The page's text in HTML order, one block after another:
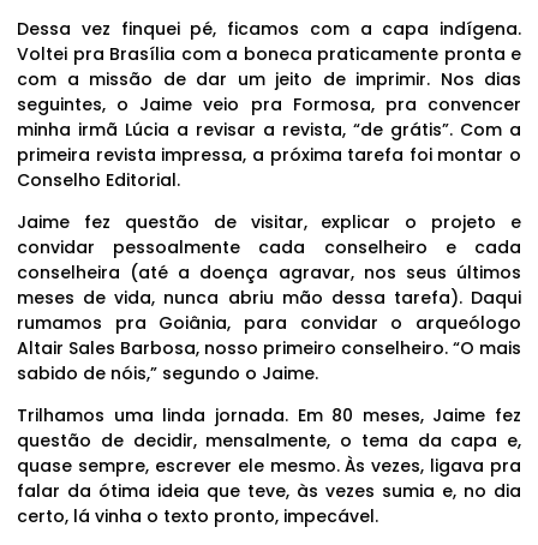
Dessa vez finquei pé, ficamos com a capa indígena.
Voltei pra Brasília com a boneca praticamente pronta e
com a missão de dar um jeito de imprimir. Nos dias
seguintes, o Jaime veio pra Formosa, pra convencer
minha irmã Lúcia a revisar a revista, “de grátis”. Com a
primeira revista impressa, a próxima tarefa foi montar o
Conselho Editorial.
Jaime fez questão de visitar, explicar o projeto e
convidar pessoalmente cada conselheiro e cada
conselheira (até a doença agravar, nos seus últimos
meses de vida, nunca abriu mão dessa tarefa). Daqui
rumamos pra Goiânia, para convidar o arqueólogo
Altair Sales Barbosa, nosso primeiro conselheiro. “O mais
sabido de nóis,” segundo o Jaime.
Trilhamos uma linda jornada. Em 80 meses, Jaime fez
questão de decidir, mensalmente, o tema da capa e,
quase sempre, escrever ele mesmo. Às vezes, ligava pra
falar da ótima ideia que teve, às vezes sumia e, no dia
certo, lá vinha o texto pronto, impecável.